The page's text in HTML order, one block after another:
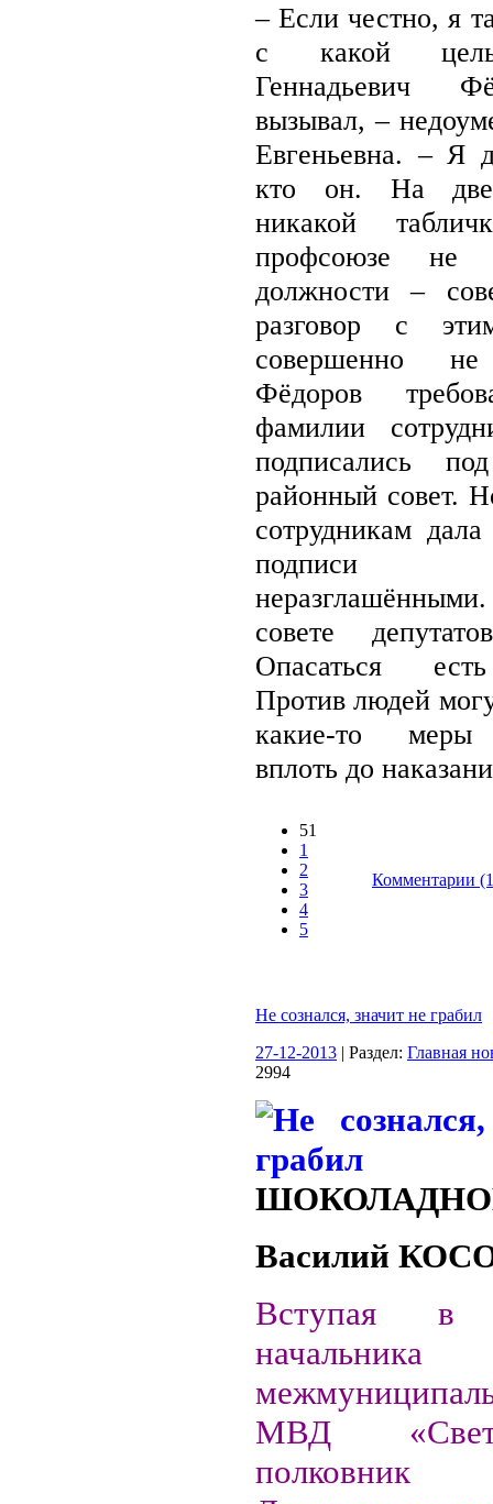
– Если честно, я
с какой
Геннадьевич
вызывал, –
Евгеньевна. – Я
кто он. На
никакой
профсоюзе не
должности –
разговор с
совершенно не
Фёдоров
фамилии
подписались
районный совет.
сотрудникам
подписи
совете
Опасаться
Против людей
какие-то меры
вплоть до
51
1
2
3
4
5
Комментарии
Не сознался, значит не грабил
27-12-2013 | Раздел: Главная
2994
Василий
Вступая в
начальника
МВД